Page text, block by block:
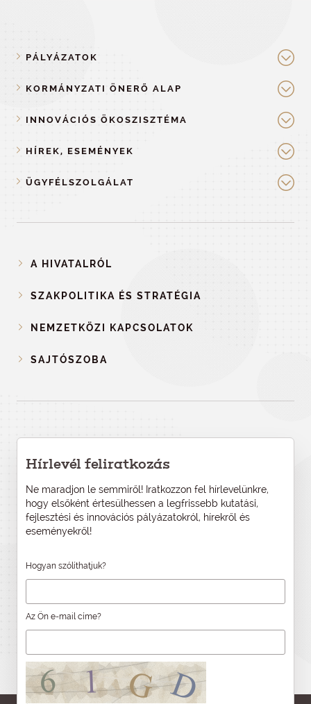
PÁLYÁZATOK
KORMÁNYZATI ÖNERŐ ALAP
INNOVÁCIÓS ÖKOSZISZTÉMA
HÍREK, ESEMÉNYEK
ÜGYFÉLSZOLGÁLAT
A HIVATALRÓL
SZAKPOLITIKA ÉS STRATÉGIA
NEMZETKÖZI KAPCSOLATOK
SAJTÓSZOBA
Hírlevél feliratkozás
Ne maradjon le semmiről! Iratkozzon fel hírlevelünkre,
hogy elsőként értesülhessen a legfrissebb kutatási,
fejlesztési és innovációs pályázatokról, hírekről és
eseményekről!
Hogyan szólíthatjuk?
Az Ön e-mail címe?